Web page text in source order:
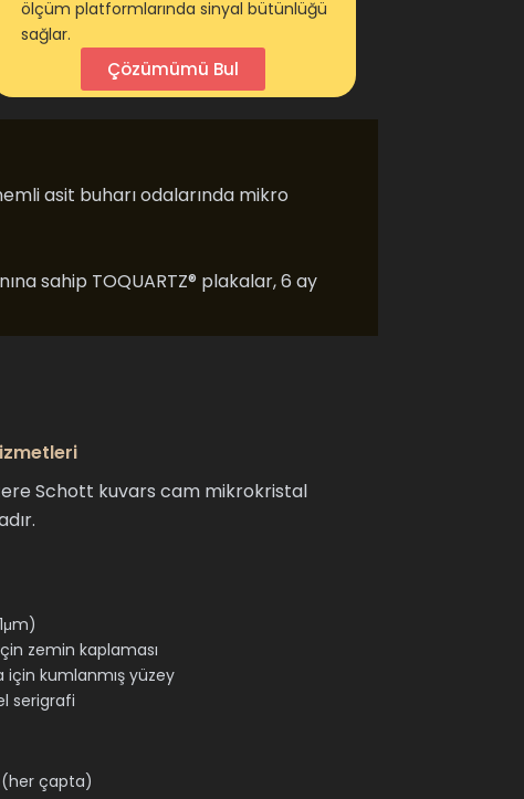
ölçüm platformlarında sinyal bütünlüğü
sağlar.
Çözümümü Bul
asit buharı odalarında mikro
sahip TOQUARTZ® plakalar, 6 ay
Schott kuvars cam mikrokristal
zemin kaplaması
için kumlanmış yüzey
serigrafi
(her çapta)